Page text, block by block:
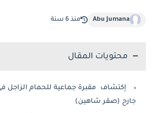
Abu Jumana منذ 6 سنة
محتويات المقال
إكتشاف مقبرة جماعية للحمام
جارح (صقر شاهين)